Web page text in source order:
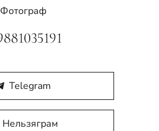
Фотограф
Telegram
Нельзяграм